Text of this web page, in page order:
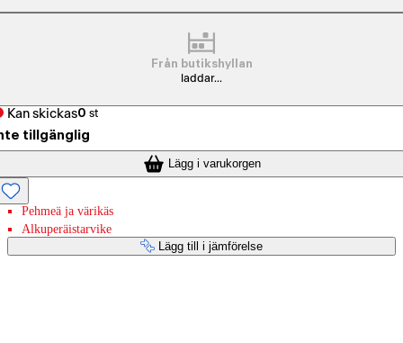
Från butikshyllan
laddar...
Kan skickas0 st
tillgänglig
Lägg i varukorgen
Pehmeä ja värikäs
Alkuperäistarvike
Lägg till i jämförelse